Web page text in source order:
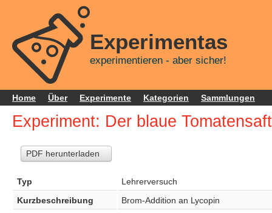
Experimentas
experimentieren - aber sicher!
Home Über Experimente Kategorien Sammlungen
Experiment: Der blaue Tomatensaft
PDF herunterladen
Typ
Lehrerversuch
Kurzbeschreibung
Brom-Addition an Lycopin